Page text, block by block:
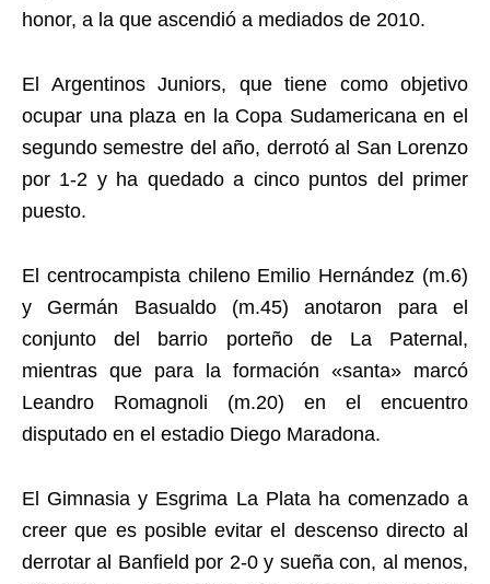
honor, a la que ascendió a mediados de 2010.
El Argentinos Juniors, que tiene como objetivo
ocupar una plaza en la Copa Sudamericana en el
segundo semestre del año, derrotó al San Lorenzo
por 1-2 y ha quedado a cinco puntos del primer
puesto.
El centrocampista chileno Emilio Hernández (m.6)
y Germán Basualdo (m.45) anotaron para el
conjunto del barrio porteño de La Paternal,
mientras que para la formación «santa» marcó
Leandro Romagnoli (m.20) en el encuentro
disputado en el estadio Diego Maradona.
El Gimnasia y Esgrima La Plata ha comenzado a
creer que es posible evitar el descenso directo al
derrotar al Banfield por 2-0 y sueña con, al menos,